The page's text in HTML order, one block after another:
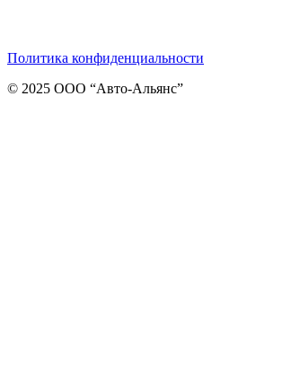
Политика конфиденциальности
© 2025 ООО “Авто-Альянс”